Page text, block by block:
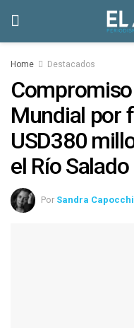
Home Destacados
Mundial por
USD380
el Río Salado
Por Sandra Capocchi